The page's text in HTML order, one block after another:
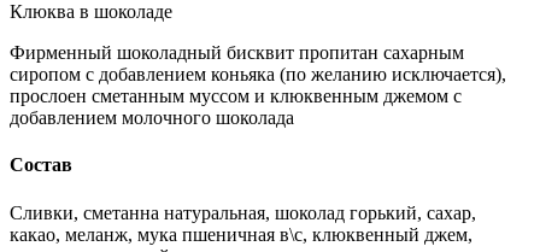
Клюква в шоколаде
Фирменный шоколадный бисквит пропитан сахарным
сиропом с добавлением коньяка (по желанию исключается),
прослоен сметанным муссом и клюквенным джемом с
добавлением молочного шоколада
Состав
Сливки, сметанна натуральная, шоколад горький, сахар,
какао, меланж, мука пшеничная в\с, клюквенный джем,